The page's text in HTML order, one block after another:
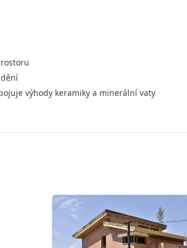
výhody keramiky a minerální vaty